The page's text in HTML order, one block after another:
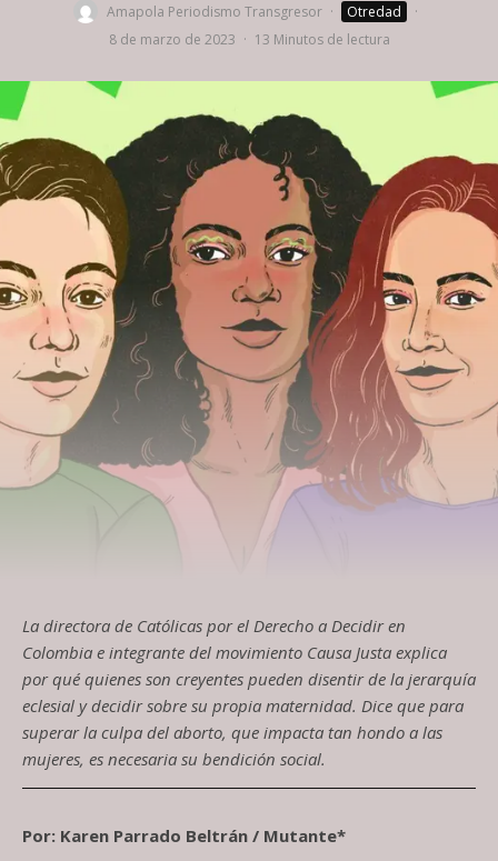
Amapola Periodismo Transgresor · Otredad
·
8 de marzo de 2023 · 13 Minutos de lectura
La directora de Católicas por el Derecho a Decidir en
Colombia e integrante del movimiento Causa Justa explica
por qué quienes son creyentes pueden disentir de la jerarquía
eclesial y decidir sobre su propia maternidad. Dice que para
superar la culpa del aborto, que impacta tan hondo a las
mujeres, es necesaria su bendición social.
Por: Karen Parrado Beltrán / Mutante*